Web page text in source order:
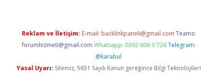
Reklam ve İletişim: E-mail: backlinkpaneli@gmail.com Teams:
forumhizmeti@gmail.com Whatsapp: 0262 606 0 726 Telegram:
@karabul
Yasal Uyarı: Sitemiz, 5651 Sayılı Kanun gereğince Bilgi Teknolojileri